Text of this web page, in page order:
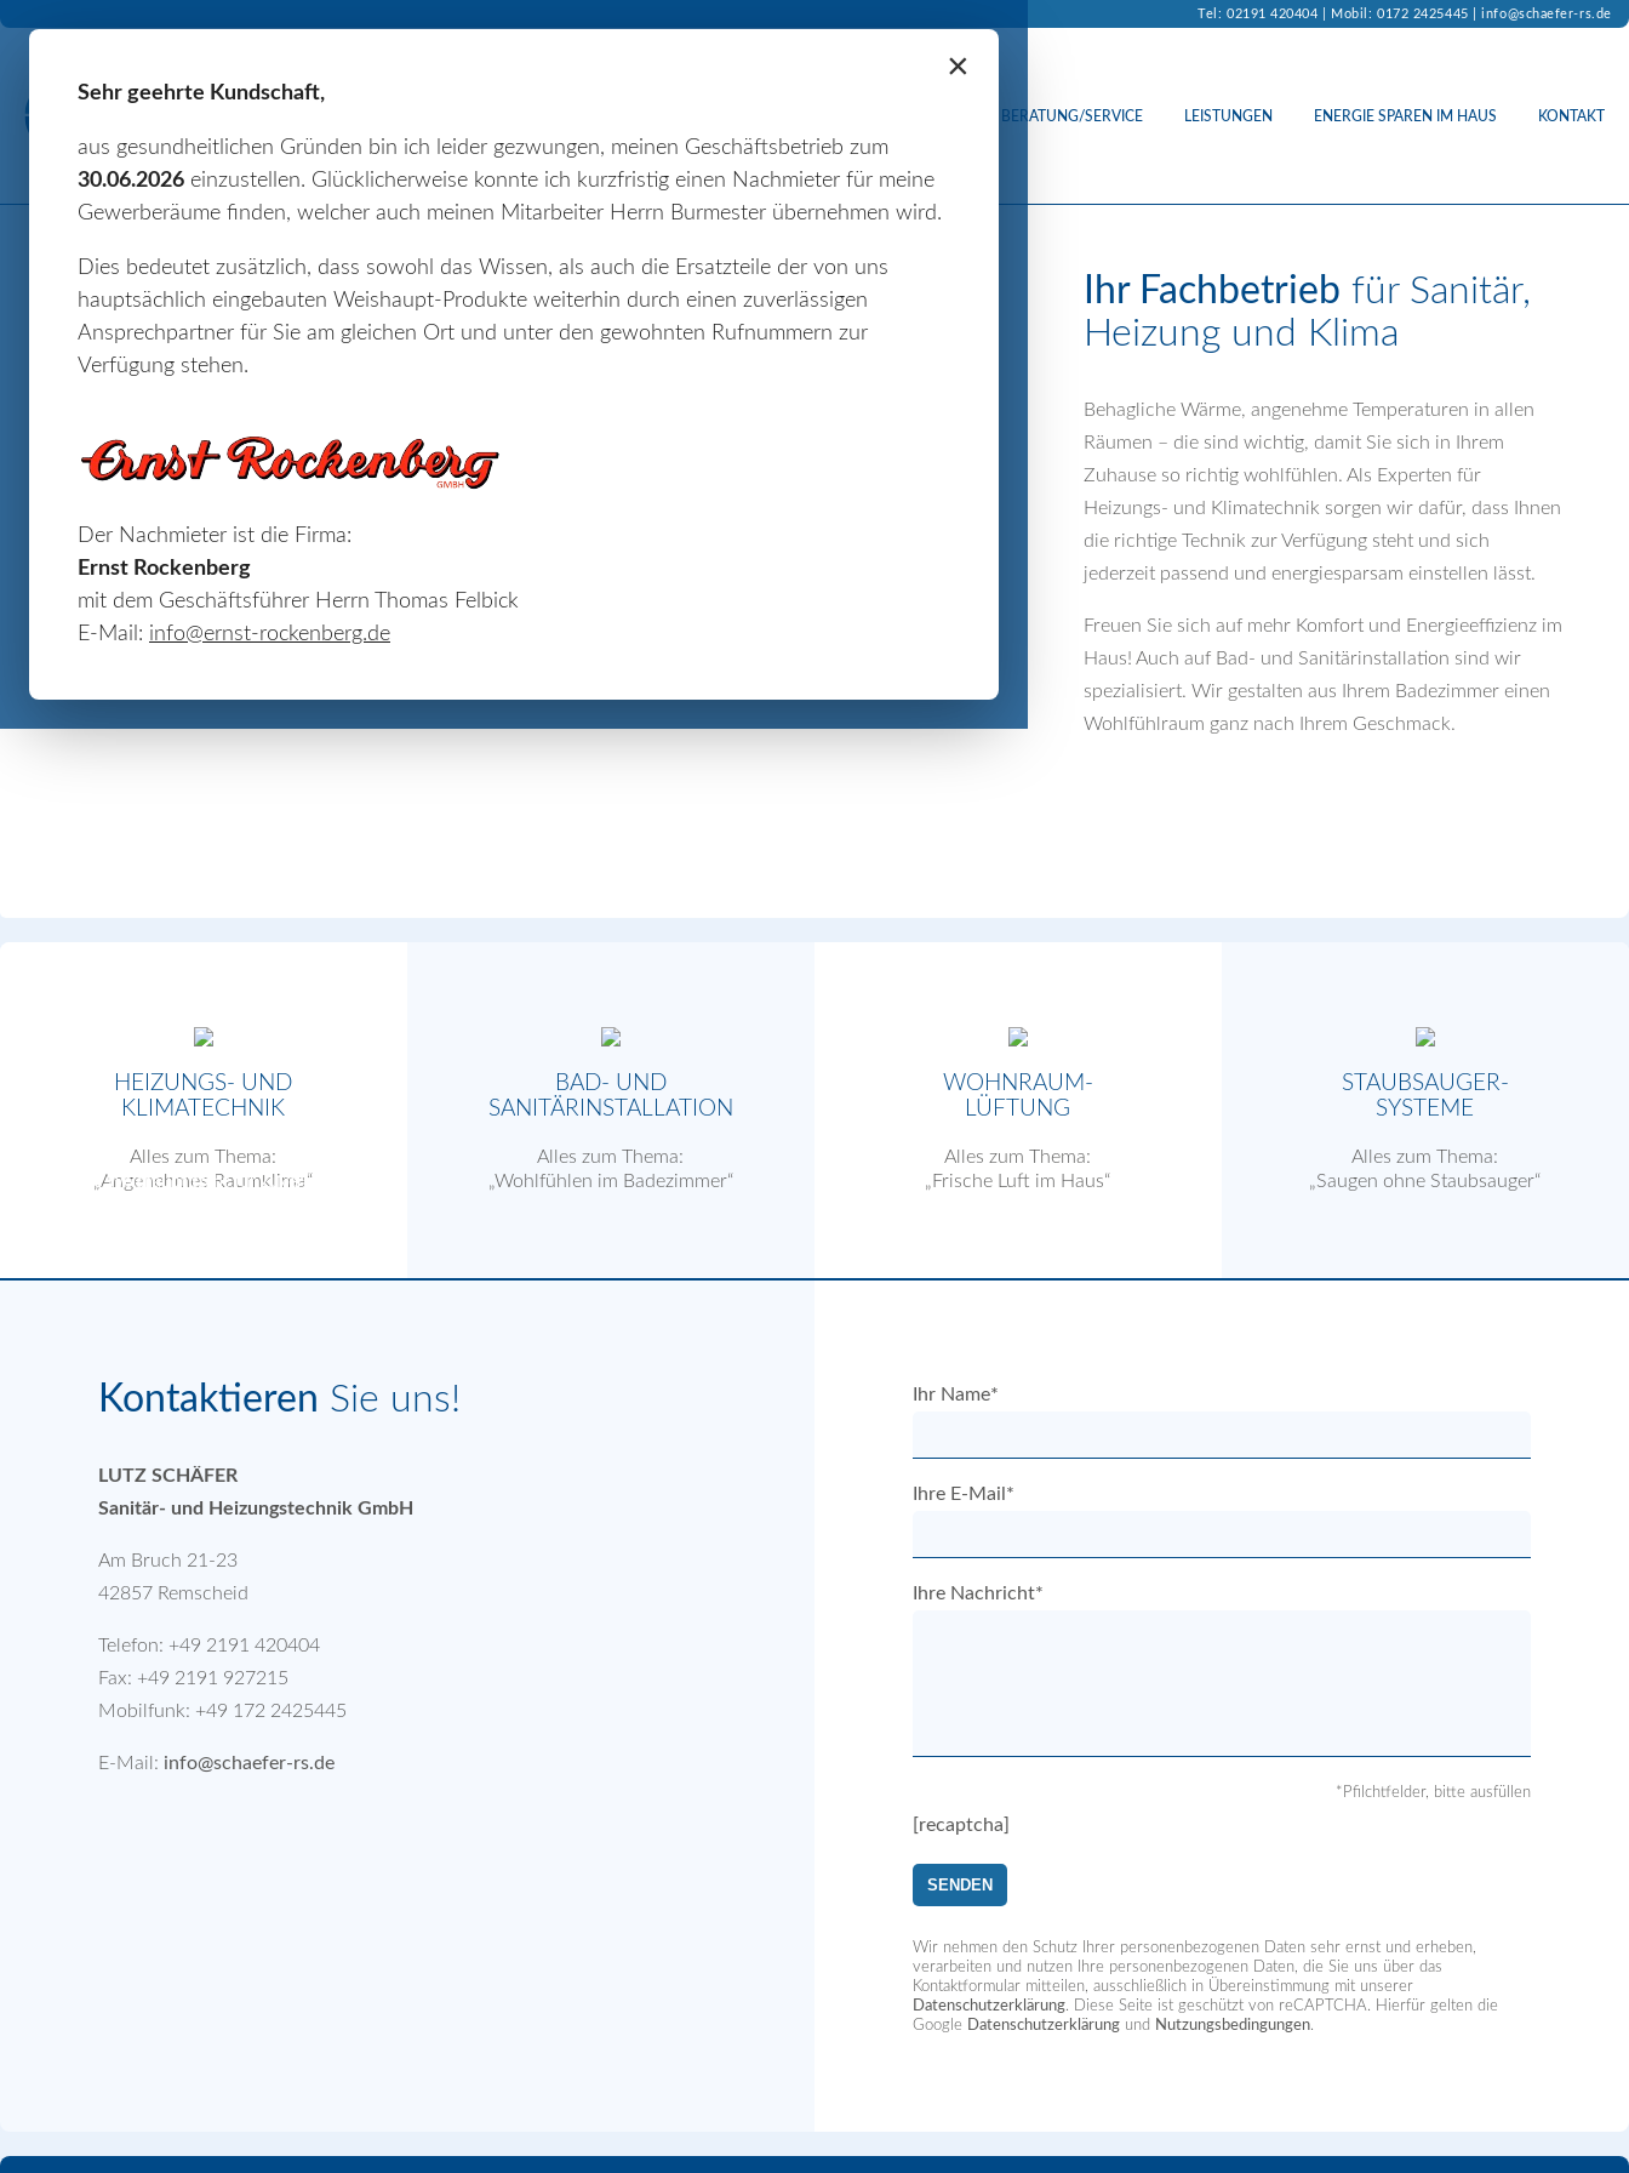
×
Sehr geehrte Kundschaft,
aus gesundheitlichen Gründen bin ich leider gezwungen, meinen Geschäftsbetrieb zum
30.06.2026 einzustellen. Glücklicherweise konnte ich kurzfristig einen Nachmieter für meine
Gewerberäume finden, welcher auch meinen Mitarbeiter Herrn Burmester übernehmen wird.
Dies bedeutet zusätzlich, dass sowohl das Wissen, als auch die Ersatzteile der von uns
hauptsächlich eingebauten Weishaupt-Produkte weiterhin durch einen zuverlässigen
Ansprechpartner für Sie am gleichen Ort und unter den gewohnten Rufnummern zur
Verfügung stehen.
Der Nachmieter ist die Firma:
Ernst Rockenberg
mit dem Geschäftsführer Herrn Thomas Felbick
E-Mail: info@ernst-rockenberg.de
Tel: 02191 420404 | Mobil: 0172 2425445 |info@schaefer-rs.de
BERATUNG/SERVICE LEISTUNGEN ENERGIE SPAREN IM HAUS KONTAKT
Ihr Fachbetrieb für Sanitär,
Heizung und Klima
Behagliche Wärme, angenehme Temperaturen in allen
Räumen – die sind wichtig, damit Sie sich in Ihrem
Zuhause so richtig wohlfühlen. Als Experten für
Heizungs- und Klimatechnik sorgen wir dafür, dass Ihnen
die richtige Technik zur Verfügung steht und sich
jederzeit passend und energiesparsam einstellen lässt.
Freuen Sie sich auf mehr Komfort und Energieeffizienz im
Haus! Auch auf Bad- und Sanitärinstallation sind wir
spezialisiert. Wir gestalten aus Ihrem Badezimmer einen
Wohlfühlraum ganz nach Ihrem Geschmack.
HEIZUNGS- UND
KLIMATECHNIK
Alles zum Thema:
„Angenehmes Raumklima“
BAD- UND
SANITÄRINSTALLATION
Alles zum Thema:
„Wohlfühlen im Badezimmer“
WOHNRAUM-
LÜFTUNG
Alles zum Thema:
„Frische Luft im Haus“
STAUBSAUGER-
SYSTEME
Alles zum Thema:
„Saugen ohne Staubsauger“
Der Name Weishaupt steht für Zuverlässigkeit,
Kontaktieren Sie uns!
LUTZ SCHÄFER
Sanitär- und Heizungstechnik GmbH
Am Bruch 21-23
42857 Remscheid
Telefon: +49 2191 420404
Fax: +49 2191 927215
Mobilfunk: +49 172 2425445
E-Mail: info@schaefer-rs.de
Ihr Name*
Ihre E-Mail*
Ihre Nachricht*
*Pfilchtfelder, bitte ausfüllen
[recaptcha]
Wir nehmen den Schutz Ihrer personenbezogenen Daten sehr ernst und erheben,
verarbeiten und nutzen Ihre personenbezogenen Daten, die Sie uns über das
Kontaktformular mitteilen, ausschließlich in Übereinstimmung mit unserer
Datenschutzerklärung. Diese Seite ist geschützt von reCAPTCHA. Hierfür gelten die
Google
Datenschutzerklärungund Nutzungsbedingungen.